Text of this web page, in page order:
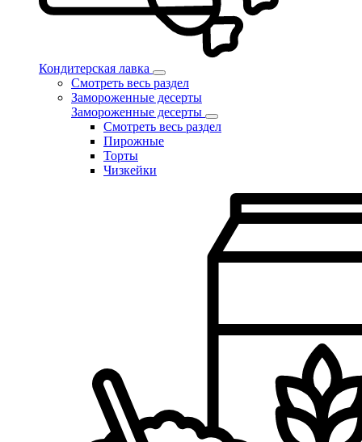
Кондитерская лавка
Смотреть весь раздел
Замороженные десерты
Замороженные десерты
Смотреть весь раздел
Пирожные
Торты
Чизкейки